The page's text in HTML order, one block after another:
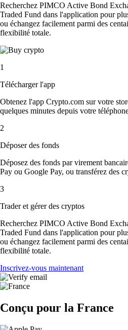
Recherchez PIMCO Active Bond
Traded Fund dans l'application pour
ou échangez facilement parmi des
flexibilité totale.
1
Télécharger l'app
Obtenez l'app Crypto.com sur votre
quelques minutes depuis votre
2
Déposer des fonds
Déposez des fonds par virement
Pay ou Google Pay, ou transférez des
3
Trader et gérer des cryptos
Recherchez PIMCO Active Bond
Traded Fund dans l'application pour
ou échangez facilement parmi des
flexibilité totale.
Inscrivez-vous maintenant
Conçu pour la France